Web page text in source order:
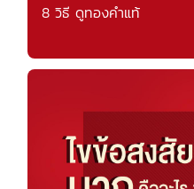
8 วิธี ดูทองคำแท้